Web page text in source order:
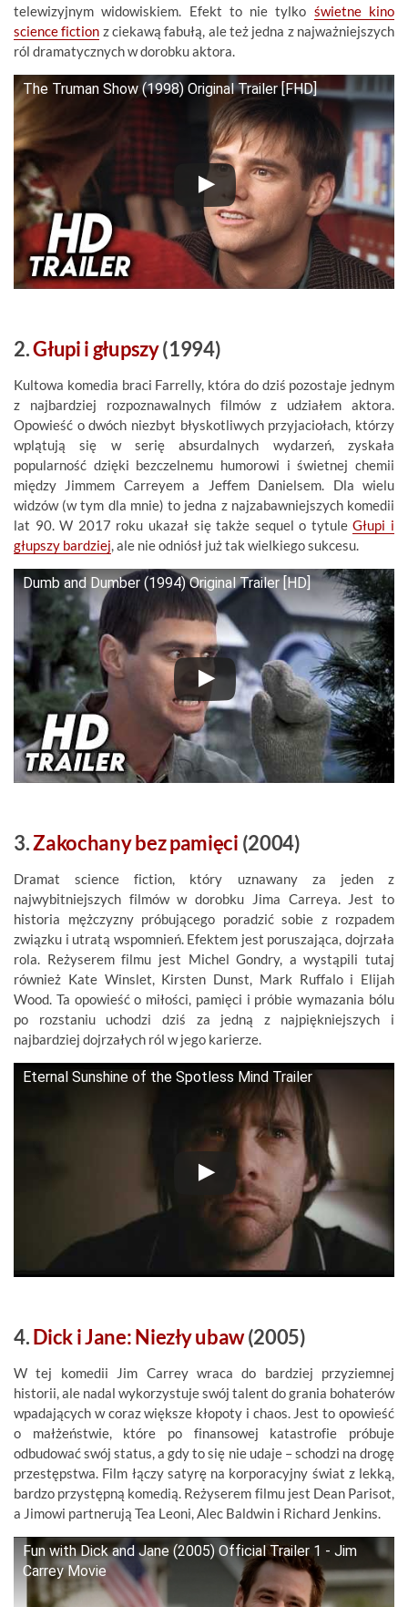
telewizyjnym widowiskiem. Efekt to nie tylko świetne kino
science fiction z ciekawą fabułą, ale też jedna z najważniejszych
ról dramatycznych w dorobku aktora.
The Truman Show (1998) Original Trailer [FHD]
2.Głupi i głupszy(1994)
Kultowa komedia braci Farrelly, która do dziś pozostaje jednym
z najbardziej rozpoznawalnych filmów z udziałem aktora.
Opowieść o dwóch niezbyt błyskotliwych przyjaciołach, którzy
wplątują się w serię absurdalnych wydarzeń, zyskała
popularność dzięki bezczelnemu humorowi i świetnej chemii
między Jimmem Carreyem a Jeffem Danielsem. Dla wielu
widzów (w tym dla mnie) to jedna z najzabawniejszych komedii
lat 90. W 2017 roku ukazał się także sequel o tytuleGłupi i
głupszy bardziej, ale nie odniósł już tak wielkiego sukcesu.
Dumb and Dumber (1994) Original Trailer [HD]
3.Zakochany bez pamięci (2004)
Dramat science fiction, który uznawany za jeden z
najwybitniejszych filmów w dorobku Jima Carreya. Jest to
historia mężczyzny próbującego poradzić sobie z rozpadem
związku i utratą wspomnień. Efektem jest poruszająca, dojrzała
rola. Reżyserem filmu jest Michel Gondry, a wystąpili tutaj
również Kate Winslet, Kirsten Dunst, Mark Ruffalo i Elijah
Wood. Ta opowieść o miłości, pamięci i próbie wymazania bólu
po rozstaniu uchodzi dziś za jedną z najpiękniejszych i
najbardziej dojrzałych ról w jego karierze.
Eternal Sunshine of the Spotless Mind Trailer
4.Dick i Jane: Niezły ubaw(2005)
W tej komedii Jim Carrey wraca do bardziej przyziemnej
historii, ale nadal wykorzystuje swój talent do grania bohaterów
wpadających w coraz większe kłopoty i chaos. Jest to opowieść
o małżeństwie, które po finansowej katastrofie próbuje
odbudować swój status, a gdy to się nie udaje – schodzi na drogę
przestępstwa. Film łączy satyrę na korporacyjny świat z lekką,
bardzo przystępną komedią. Reżyserem filmu jest Dean Parisot,
a Jimowi partnerują Tea Leoni, Alec Baldwin i Richard Jenkins.
Fun with Dick and Jane (2005) Official Trailer 1 - Jim
Carrey Movie